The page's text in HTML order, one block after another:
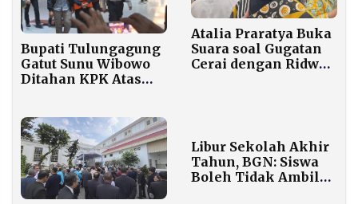
Bupati Tulungagung
Gatut Sunu Wibowo
Ditahan KPK Atas
Miliar
Atalia Praratya Buka
Suara soal Gugatan
Cerai dengan Ridwan
Libur Sekolah Akhir
Tahun, BGN: Siswa
Boleh Tidak Ambil